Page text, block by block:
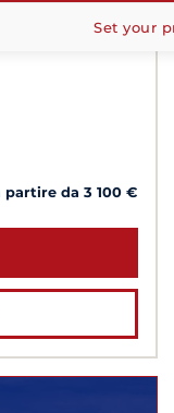
partire da 3 100 €
Set your